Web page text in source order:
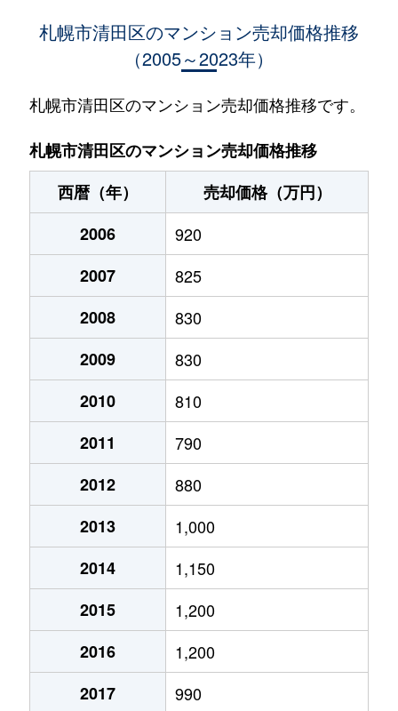
1,900万円 大谷地
北野６条
3,500万円 大谷地
徒歩
北野６条
2,700万円 大谷地
北野６条
2,800万円 南郷18丁目
清田１条
1,300万円
清田２条
1,400万円
里塚１条
1,300万円
里塚２条
200万円
里塚２条
550万円
真栄１条
1,400万円
真栄１条
1,300万円
真栄１条
1,500万円
真栄１条
2,000万円
真栄５条
590万円
平岡１条
890万円
平岡１条
2,500万円
札幌市清田区のマンション売却価格推移
（2005～2023年）
札幌市清田区のマンション売却価格推移です。
札幌市清田区のマンション売却価格推移
西暦（年）
売却価格（万円）
2006
920
2007
825
2008
830
2009
830
2010
810
2011
790
2012
880
2013
1,000
2014
1,150
2015
1,200
2016
1,200
2017
990